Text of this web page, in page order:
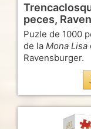
peces,
Puzle de 1000
de la Mona Lisa
Ravensburger.